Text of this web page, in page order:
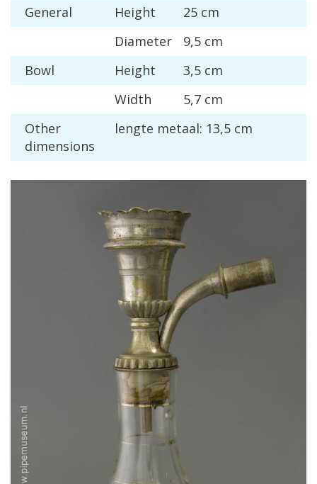
General
Height 25 cm
Diameter
9,5 cm
Bowl
Height 3,5 cm
Width
5,7 cm
Other
dimensions
lengte metaal: 13,5 cm